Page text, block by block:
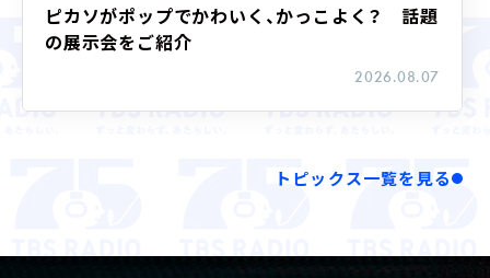
ピカソがポップでかわいく、かっこよく？ 話題
の展示会をご紹介
2026.08.07
トピックス一覧を見る